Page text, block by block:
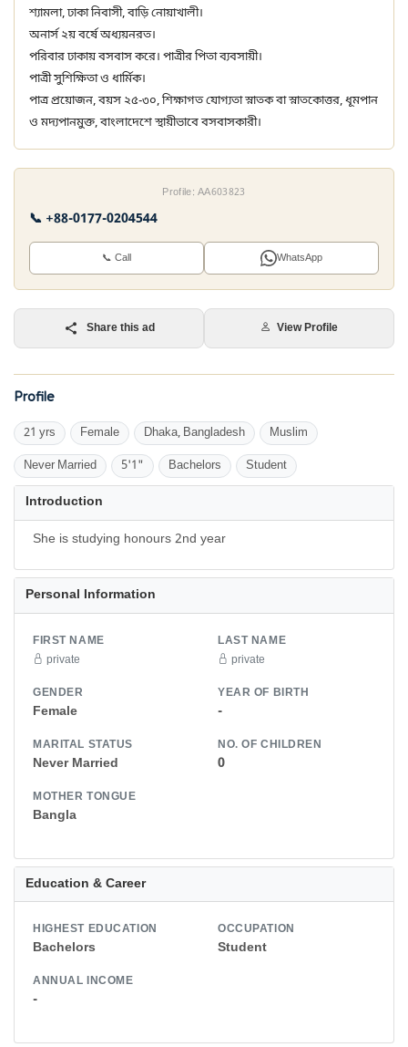
শ্যামলা, ঢাকা নিবাসী, বাড়ি নোয়াখালী।
অনার্স ২য় বর্ষে অধ্যয়নরত।
পরিবার ঢাকায় বসবাস করে। পাত্রীর পিতা ব্যবসায়ী।
পাত্রী সুশিক্ষিতা ও ধার্মিক।
পাত্র প্রয়োজন, বয়স ২৫-৩০, শিক্ষাগত যোগ্যতা স্নাতক বা স্নাতকোত্তর, ধূমপান
ও মদ্যপানমুক্ত, বাংলাদেশে স্থায়ীভাবে বসবাসকারী।
Profile: AA603823
📞 +88-0177-0204544
📞 Call WhatsApp
Share this ad View Profile
Profile
21 yrs Female Dhaka, Bangladesh Muslim
Never Married 5'1" Bachelors Student
Introduction
She is studying honours 2nd year
Personal Information
FIRST NAME
private
LAST NAME
private
GENDER
Female
YEAR OF BIRTH
-
MARITAL STATUS
Never Married
NO. OF CHILDREN
0
MOTHER TONGUE
Bangla
Education & Career
HIGHEST EDUCATION
Bachelors
OCCUPATION
Student
ANNUAL INCOME
-